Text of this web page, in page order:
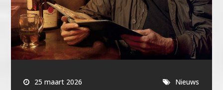
25 maart 2026 Nieuws